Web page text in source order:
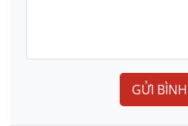
GỬI